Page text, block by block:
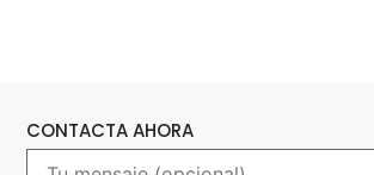
CONTACTA AHORA